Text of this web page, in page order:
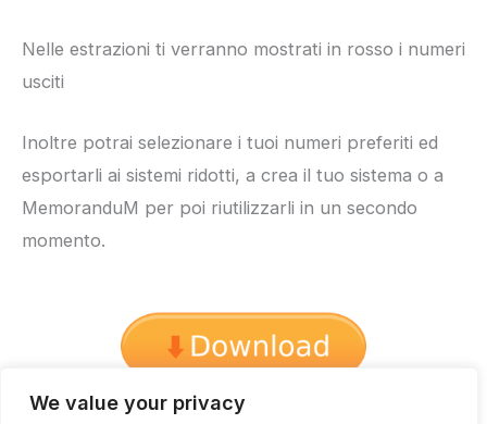
We value your privacy
Nelle estrazioni ti verranno mostrati in rosso i numeri
usciti
Inoltre potrai selezionare i tuoi numeri preferiti ed
esportarli ai sistemi ridotti, a crea il tuo sistema o a
MemoranduM per poi riutilizzarli in un secondo
momento.